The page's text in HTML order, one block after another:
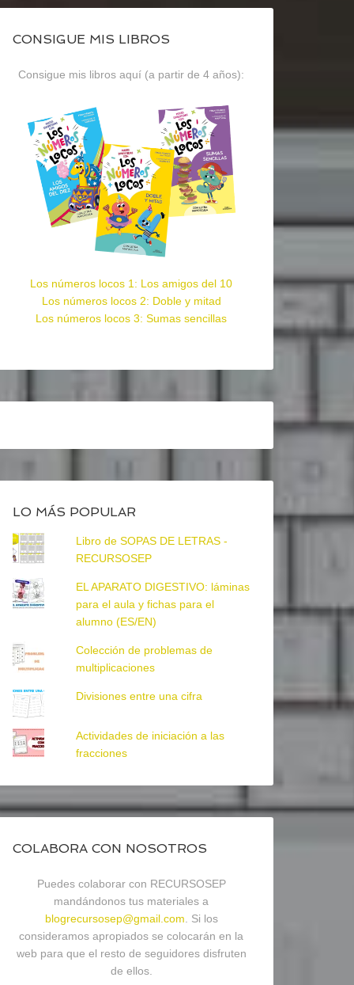
CONSIGUE MIS LIBROS
Consigue mis libros aquí (a partir de 4 años):
Los números locos 1: Los amigos del 10
Los números locos 2: Doble y mitad
Los números locos 3: Sumas sencillas
LO MÁS POPULAR
Libro de SOPAS DE LETRAS -
RECURSOSEP
EL APARATO DIGESTIVO: láminas
para el aula y fichas para el
alumno (ES/EN)
Colección de problemas de
multiplicaciones
Divisiones entre una cifra
Actividades de iniciación a las
fracciones
COLABORA CON NOSOTROS
Puedes colaborar con RECURSOSEP
mandándonos tus materiales a
blogrecursosep@gmail.com . Si los
consideramos apropiados se colocarán en la
web para que el resto de seguidores disfruten
de ellos.